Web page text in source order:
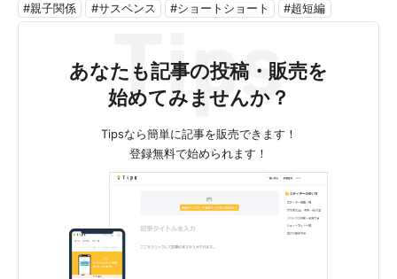
#親子関係
#サスペンス #ショートショート #超短編
あなたも記事の投稿・販売を
始めてみませんか？
Tipsなら簡単に記事を販売できます！
登録無料で始められます！